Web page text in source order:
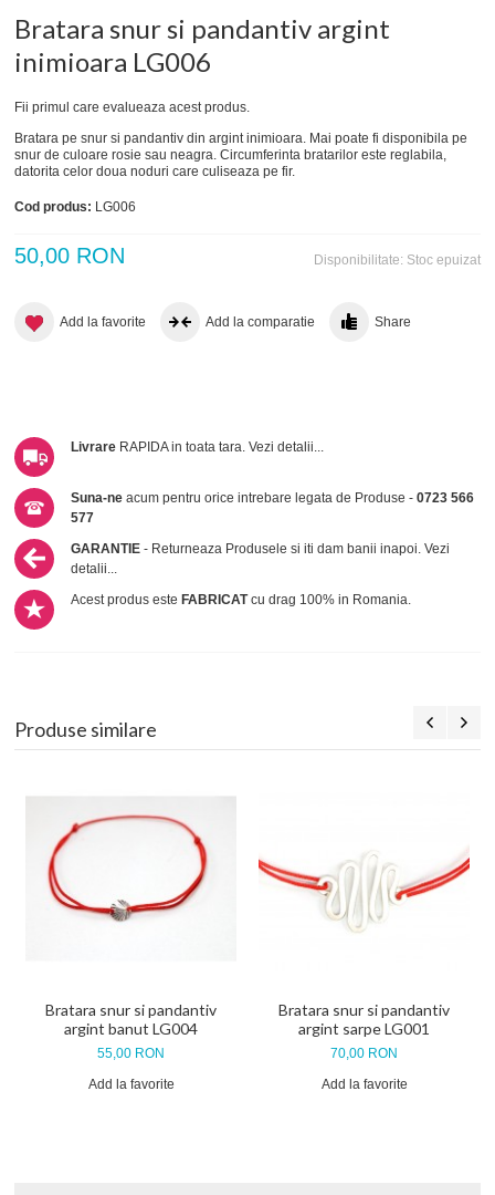
Bratara snur si pandantiv argint
inimioara LG006
Fii primul care evalueaza acest produs.
Bratara pe snur si pandantiv din argint inimioara. Mai poate fi disponibila pe
snur de culoare rosie sau neagra. Circumferinta bratarilor este reglabila,
datorita celor doua noduri care culiseaza pe fir.
Cod produs: LG006
Disponibilitate: Stoc epuizat
50,00 RON
Add la favorite Add la comparatie Share
Livrare RAPIDA in toata tara.Vezi detalii...
Suna-ne acum pentru orice intrebare legata de Produse -0723 566
577
GARANTIE - Returneaza Produsele si iti dam banii inapoi.Vezi
detalii...
Acest produs esteFABRICATcu drag 100% in Romania.
Produse similare
Bratara snur si pandantiv
argint banut LG004
55,00 RON
Add la favorite
Bratara snur si pandantiv
argint sarpe LG001
70,00 RON
Add la favorite